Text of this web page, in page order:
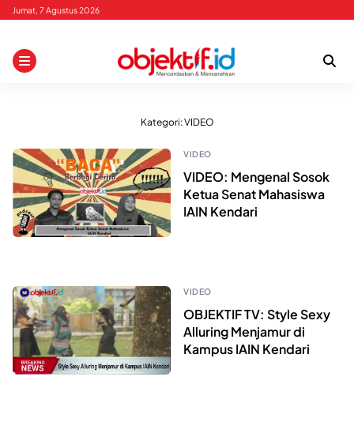
Skip
content
Jumat, 7 Agustus 2026
Kategori:VIDEO
VIDEO
VIDEO: Mengenal Sosok
Ketua Senat Mahasiswa
IAIN Kendari
VIDEO
OBJEKTIF TV: Style Sexy
Alluring Menjamur di
Kampus IAIN Kendari